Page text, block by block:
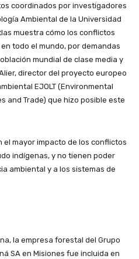
coordinados por investigadores
Ambiental de la Universidad
muestra cómo los conflictos
todo el mundo, por demandas
mundial de clase media y
director del proyecto europeo
EJOLT (Environmental
and Trade) que hizo posible este
el mayor impacto de los conflictos
indígenas, y no tienen poder
ambiental y a los sistemas de
la empresa forestal del Grupo
SA en Misiones fue incluida en